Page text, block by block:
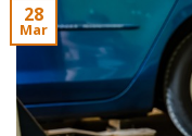
28
Mar